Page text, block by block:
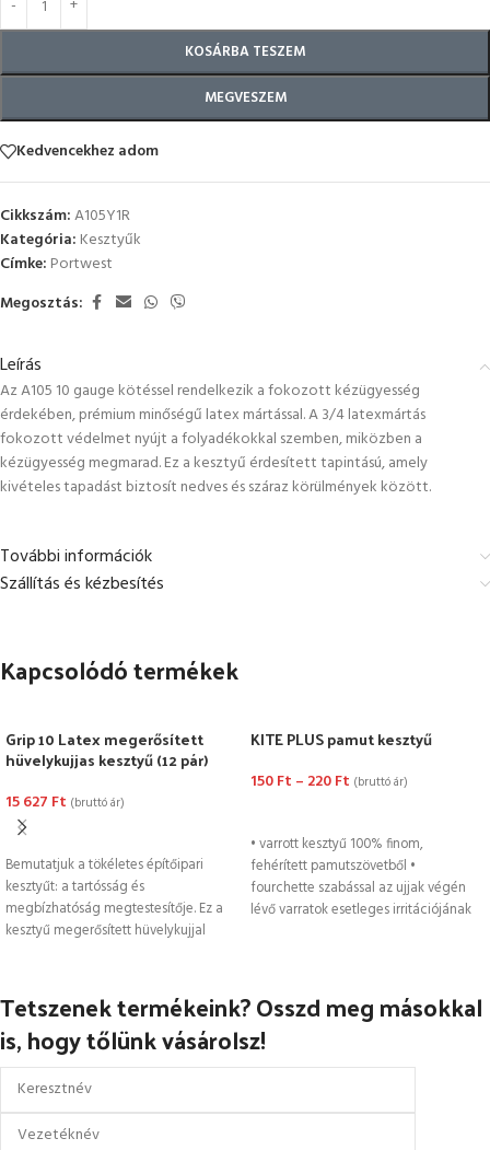
KOSÁRBA TESZEM
MEGVESZEM
Kedvencekhez adom
Cikkszám:A105Y1R
Kategória: Kesztyűk
Címke: Portwest
Megosztás:
Leírás
Az A105 10 gauge kötéssel rendelkezik a fokozott kézügyesség
érdekében, prémium minőségű latex mártással. A 3/4 latexmártás
fokozott védelmet nyújt a folyadékokkal szemben, miközben a
kézügyesség megmarad. Ez a kesztyű érdesített tapintású, amely
kivételes tapadást biztosít nedves és száraz körülmények között.
További információk
Szállítás és kézbesítés
Kapcsolódó termékek
Grip 10 Latex megerősített
hüvelykujjas kesztyű (12 pár)
15 627 Ft (bruttó ár)
OPCIÓK VÁLASZTÁSA
Bemutatjuk a tökéletes építőipari
kesztyűt: a tartósság és
megbízhatóság megtestesítője. Ez a
kesztyű megerősített hüvelykujjal
KITE PLUS pamut kesztyű
150Ft – 220Ft (bruttó ár)
• varrott kesztyű 100% finom,
fehérített pamutszövetből •
fourchette szabással az ujjak végén
lévő varratok esetleges irritációjának
Tetszenek termékeink? Osszd meg másokkal
is, hogy tőlünk vásárolsz!